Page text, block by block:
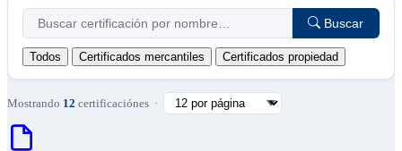
Buscar
Todos Certificados mercantiles Certificados propiedad
Mostrando 12 certificaciónes ·